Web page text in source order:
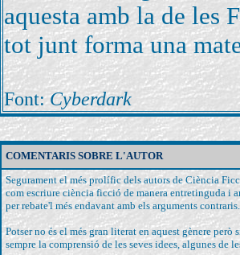
aquesta amb la de les
tot junt forma una
Font:Cyberdark
COMENTARIS SOBRE L'AUTOR
Segurament el més prolífic dels autors de Ciència
com escriure ciència ficció de manera entretinguda i
per rebate'l més endavant amb els arguments contraris.
Potser no és el més gran literat en aquest gènere
sempre la comprensió de les seves idees, algunes de